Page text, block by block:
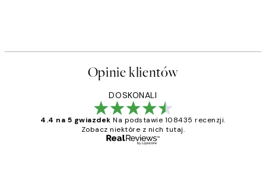
Opinie klientów
DOSKONALI
4.4 na 5 gwiazdek Na podstawie 108435 recenzji.
Zobacz niektóre z nich tutaj.